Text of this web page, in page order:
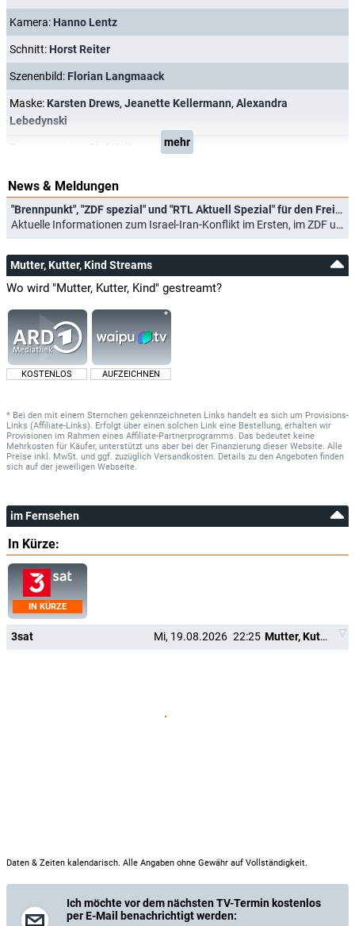
Kamera: Hanno Lentz
Schnitt: Horst Reiter
Szenenbild: Florian Langmaack
Maske: Karsten Drews, Jeanette Kellermann, Alexandra
Lebedynski
mehr
News & Meldungen
"Brennpunkt", "ZDF spezial" und "RTL Aktuell Spezial" für den Freitagabend angekündigt
Aktuelle Informationen zum Israel-Iran-Konflikt im Ersten, im ZDF und bei RTL (13.06.2025)
Mutter, Kutter, Kind Streams
Wo wird "Mutter, Kutter, Kind" gestreamt?
KOSTENLOS AUFZEICHNEN
* Bei den mit einem Sternchen gekennzeichneten Links handelt es sich um Provisions-
Links (Affiliate-Links). Erfolgt über einen solchen Link eine Bestellung, erhalten wir
Provisionen im Rahmen eines Affiliate-Partnerprogramms. Das bedeutet keine
Mehrkosten für Käufer, unterstützt uns aber bei der Finanzierung dieser Website. Alle
Preise inkl. MwSt. und ggf. zuzüglich Versandkosten. Details zu den Angeboten finden
sich auf der jeweiligen Webseite.
im Fernsehen
In Kürze:
IN KÜRZE
3sat Mi, 19.08.2026 22:25 Mutter, Kutter, Kind
Daten & Zeiten kalendarisch. Alle Angaben ohne Gewähr auf Vollständigkeit.
Ich möchte vor dem nächsten TV-Termin kostenlos
per E-Mail benachrichtigt werden: